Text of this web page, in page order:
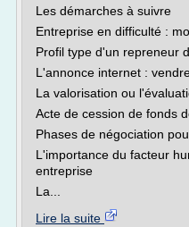
Les démarches à suivre
Entreprise en difficulté :
Profil type d'un repreneur
L'annonce internet :
La valorisation ou
Acte de cession de fonds
Phases de négociation
L'importance du facteur
entreprise
La...
Lire la suite